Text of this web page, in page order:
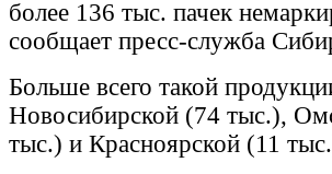
более 136 тыс. пачек
сообщает пресс-служба
Больше всего такой
Новосибирской (74 тыс.),
тыс.) и Красноярской (11